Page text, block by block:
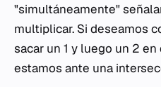
"simultáneamente"
multiplicar. Si deseamos
sacar un 1 y luego un 2
estamos ante una